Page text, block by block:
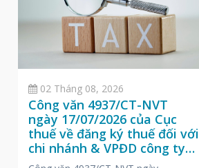
02 Tháng 08, 2026
Công văn 4937/CT-NVT
ngày 17/07/2026 của Cục
thuế về đăng ký thuế đối với
chi nhánh & VPĐD công ty
nước ngoài